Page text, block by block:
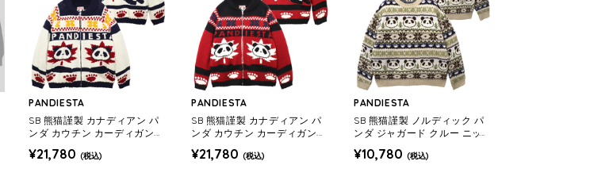
PANDIESTA
SB 熊猫謹製 カナディアン パ
ンダ カウチン カーディガン ジ
MENS)
¥21,780 (税込)
PANDIESTA
SB 熊猫謹製 カナディアン パ
ンダ カウチン カーディガン ジ
MENS)
¥21,780 (税込)
PANDIESTA
SB 熊猫謹製 ノルディック パ
ンダ ジャガード クルー ニット
¥10,780 (税込)